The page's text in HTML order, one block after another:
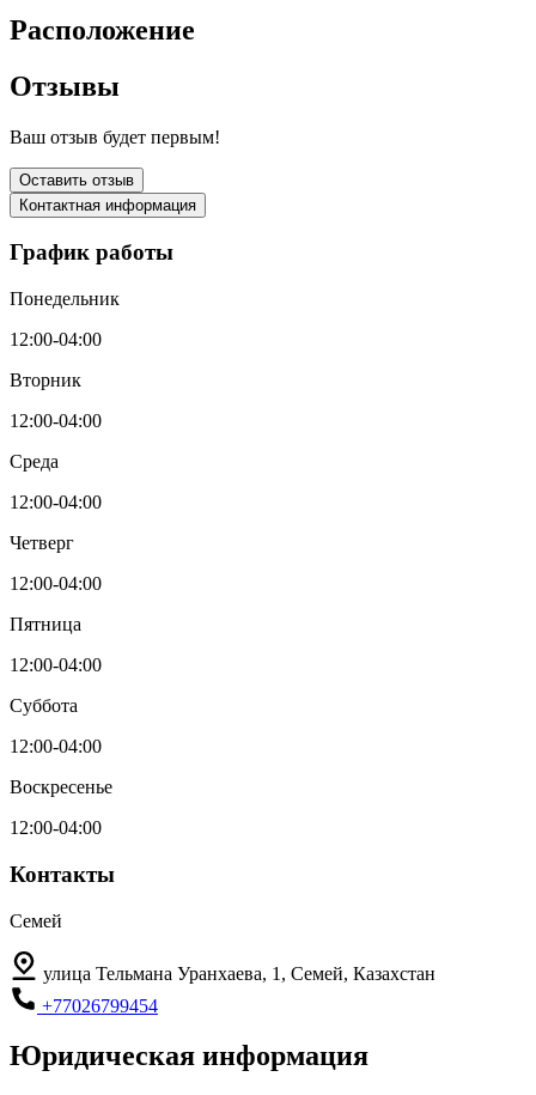
Расположение
Отзывы
Ваш отзыв будет первым!
Оставить отзыв
Контактная информация
График работы
Понедельник
12:00-04:00
Вторник
12:00-04:00
Среда
12:00-04:00
Четверг
12:00-04:00
Пятница
12:00-04:00
Суббота
12:00-04:00
Воскресенье
12:00-04:00
Контакты
Семей
улица Тельмана Уранхаева, 1, Семей, Казахстан
+77026799454
Юридическая информация